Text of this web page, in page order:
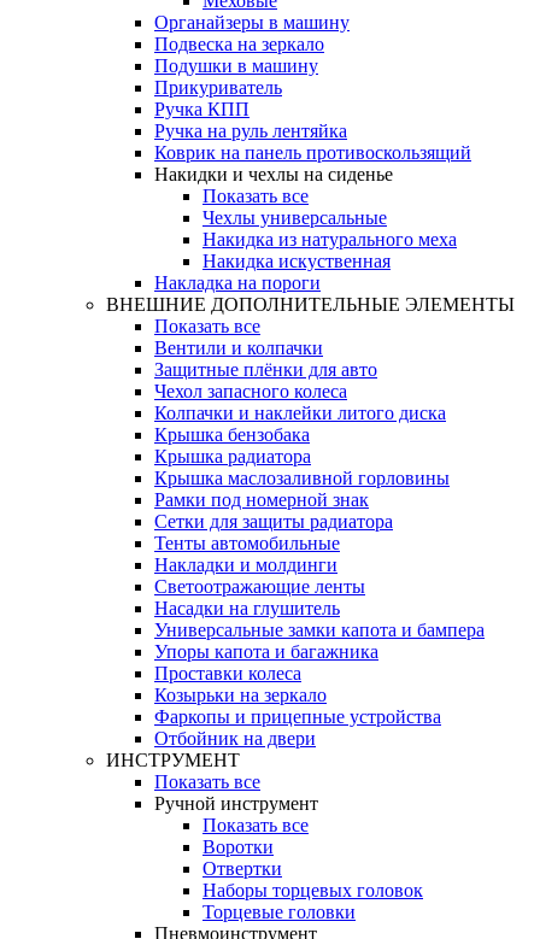
Органайзеры в машину
Подвеска на зеркало
Подушки в машину
Прикуриватель
Ручка КПП
Ручка на руль лентяйка
Коврик на панель противоскользящий
Накидки и чехлы на сиденье
Показать все
Чехлы универсальные
Накидка из натурального меха
Накидка искуственная
Накладка на пороги
ВНЕШНИЕ ДОПОЛНИТЕЛЬНЫЕ ЭЛЕМЕНТЫ
Показать все
Вентили и колпачки
Защитные плёнки для авто
Чехол запасного колеса
Колпачки и наклейки литого диска
Крышка бензобака
Крышка радиатора
Крышка маслозаливной горловины
Рамки под номерной знак
Сетки для защиты радиатора
Тенты автомобильные
Накладки и молдинги
Светоотражающие ленты
Насадки на глушитель
Универсальные замки капота и бампера
Упоры капота и багажника
Проставки колеса
Козырьки на зеркало
Фаркопы и прицепные устройства
Отбойник на двери
ИНСТРУМЕНТ
Показать все
Ручной инструмент
Показать все
Воротки
Отвертки
Наборы торцевых головок
Торцевые головки
Пневмоинструмент